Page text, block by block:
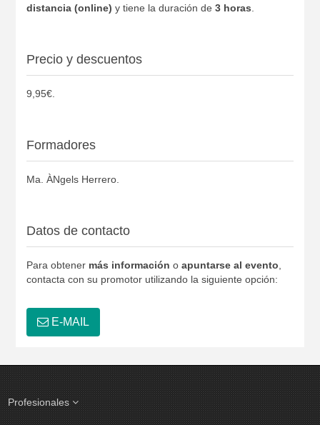
distancia (online) y tiene la duración de 3 horas
Precio y descuentos
9,95€.
Formadores
Ma. ÀNgels Herrero.
Datos de contacto
Para obtener más información o apuntarse al evento
contacta con su promotor utilizando la siguiente opción:
E-MAIL
Profesionales